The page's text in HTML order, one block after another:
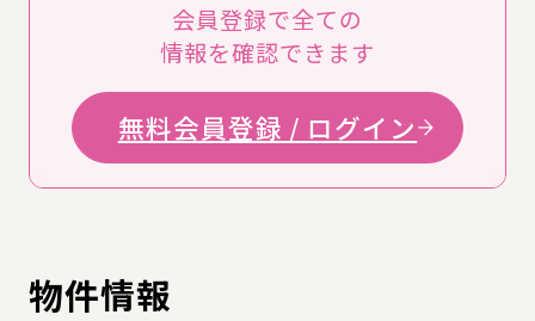
会員登録で全ての
情報を確認できます
無料会員登録 / ログイン
物件情報